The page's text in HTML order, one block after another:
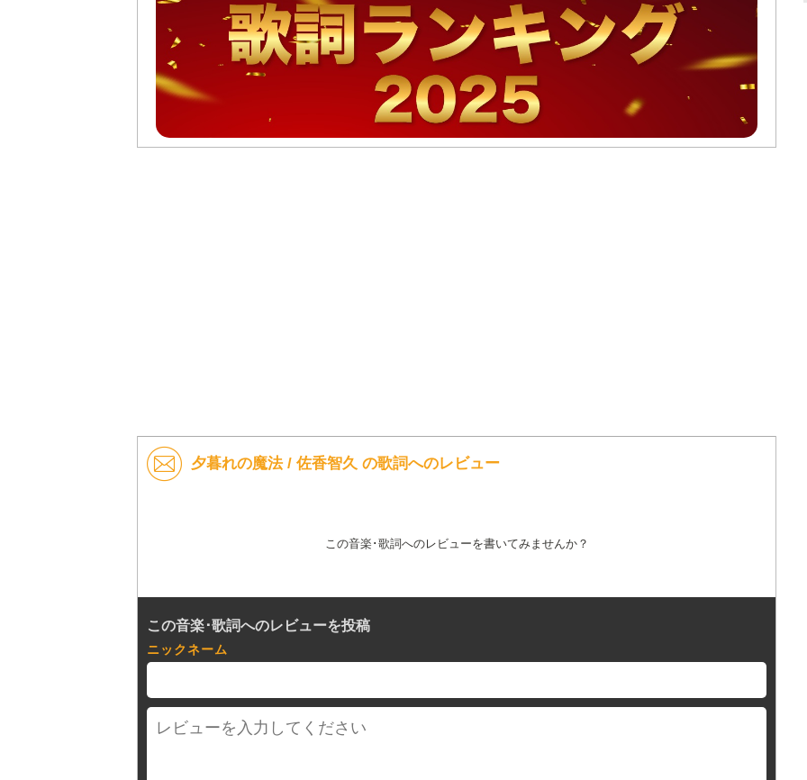
夕暮れの魔法 / 佐香智久 の歌詞へのレビュー
この音楽･歌詞へのレビューを書いてみませんか？
この音楽･歌詞へのレビューを投稿
ニックネーム